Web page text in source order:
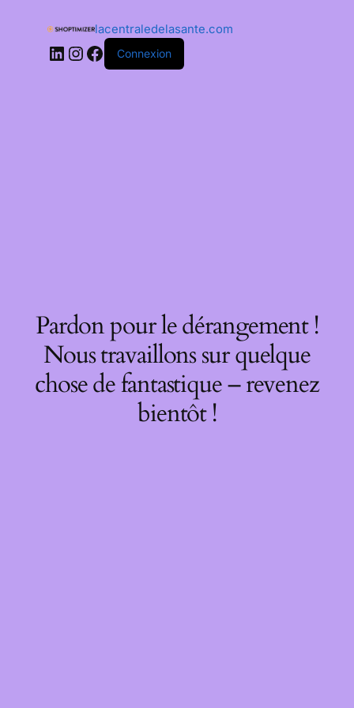
lacentraledelasante.com
Connexion
Pardon pour le dérangement !
Nous travaillons sur quelque
chose de fantastique – revenez
bientôt !